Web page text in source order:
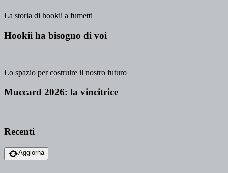
La storia di hookii a fumetti
Hookii ha bisogno di voi
Lo spazio per costruire il nostro futuro
Muccard 2026: la vincitrice
Recenti
Aggiorna